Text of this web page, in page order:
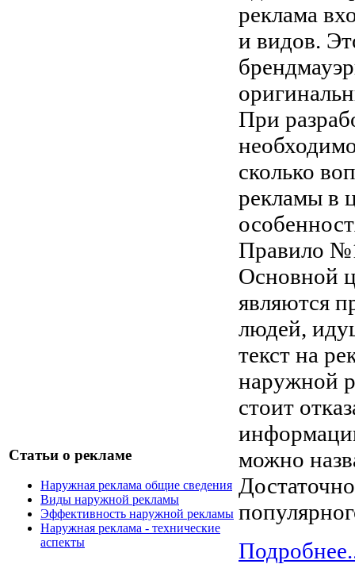
Статьи о рекламе
Наружная реклама общие сведения
Виды наружной рекламы
Эффективность наружной рекламы
Наружная реклама - технические
аспекты
реклама
и видов.
При
сколько
рекламы в
Правило
Основной
являются
людей,
текст на
наружной
стоит
можно